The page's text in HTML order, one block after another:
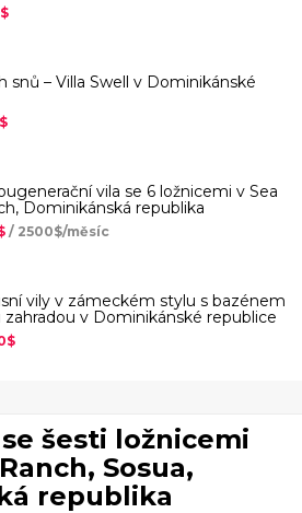
snů – Villa Swell v Dominikánské
vila se 6 ložnicemi v Sea
Dominikánská republika
/ 2500$/měsíc
vily v zámeckém stylu s bazénem
zahradou v Dominikánské republice
šesti ložnicemi
Sosua,
republika